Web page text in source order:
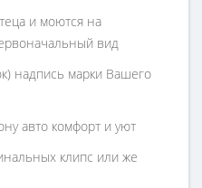
и моются на
вид
надпись марки Вашего
авто комфорт и уют
клипс или же